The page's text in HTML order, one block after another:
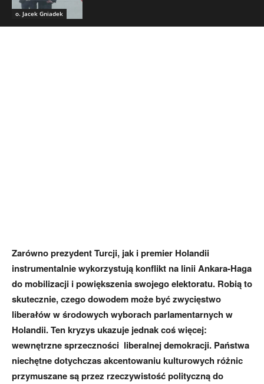
o. Jacek Gniadek
Zarówno prezydent Turcji, jak i premier Holandii
instrumentalnie wykorzystują konflikt na linii Ankara-Haga
do mobilizacji i powiększenia swojego elektoratu. Robią to
skutecznie, czego dowodem może być zwycięstwo
liberałów w środowych wyborach parlamentarnych w
Holandii. Ten kryzys ukazuje jednak coś więcej:
wewnętrzne sprzeczności liberalnej demokracji. Państwa
niechętne dotychczas akcentowaniu kulturowych różnic
przymuszane są przez rzeczywistość polityczną do